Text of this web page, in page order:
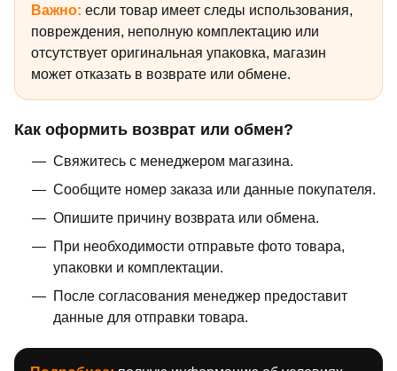
Важно: если товар имеет следы использования,
повреждения, неполную комплектацию или
отсутствует оригинальная упаковка, магазин
может отказать в возврате или обмене.
Как оформить возврат или обмен?
Свяжитесь с менеджером магазина.
Сообщите номер заказа или данные покупателя.
Опишите причину возврата или обмена.
При необходимости отправьте фото товара,
упаковки и комплектации.
После согласования менеджер предоставит
данные для отправки товара.